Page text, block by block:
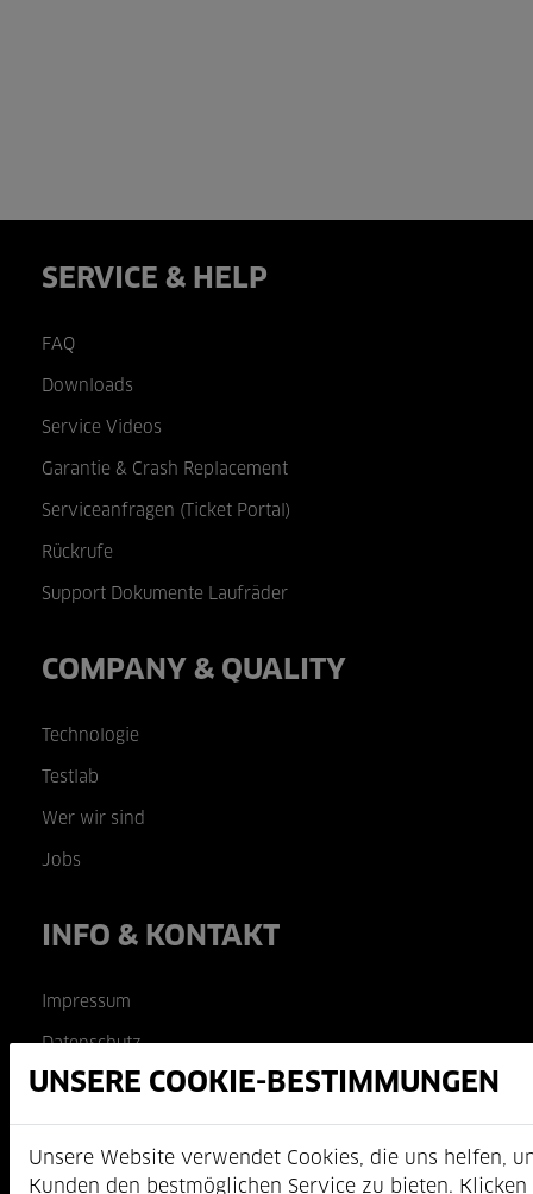
SERVICE & HELP
FAQ
Downloads
Service Videos
Garantie & Crash Replacement
Serviceanfragen (Ticket Portal)
Rückrufe
Support Dokumente Laufräder
COMPANY & QUALITY
Technologie
Testlab
Wer wir sind
Jobs
INFO & KONTAKT
Impressum
Datenschutz
Kontakt
B2B Shop
OEM Portal